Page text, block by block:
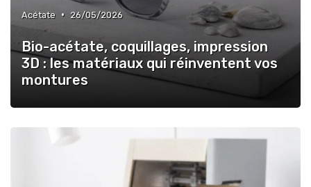
Acétate • 26/05/2026
Bio-acétate, coquillages, impression
3D : les matériaux qui réinventent vos
montures